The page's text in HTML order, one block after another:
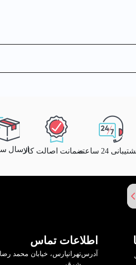
24 ساعته ضمانت اصالت کالاارسال
اطلاعات تماس
آدرس